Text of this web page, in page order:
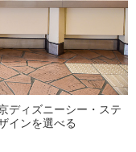
ディズニーシー・ステ
インを選べる